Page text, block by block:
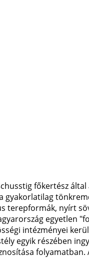
főkertész által
gyakorlatilag
terepformák, nyírt
egyetlen
intézményei
egyik részében
folyamatban.